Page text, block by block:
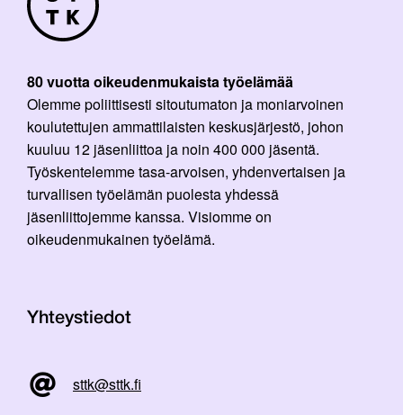
80 vuotta oikeudenmukaista työelämää
Olemme poliittisesti sitoutumaton ja moniarvoinen
koulutettujen ammattilaisten keskusjärjestö, johon
kuuluu 12 jäsenliittoa ja noin 400 000 jäsentä.
Työskentelemme tasa-arvoisen, yhdenvertaisen ja
turvallisen työelämän puolesta yhdessä
jäsenliittojemme kanssa. Visiomme on
oikeudenmukainen työelämä.
Yhteystiedot
sttk@sttk.fi